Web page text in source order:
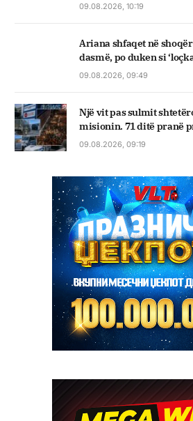
09.08.2026, 10:19
Ariana shfaqet në
dasmë, po duken si
09.08.2026, 09:49
Një vit pas sulmit
misionin. 71 ditë pranë
09.08.2026, 09:19